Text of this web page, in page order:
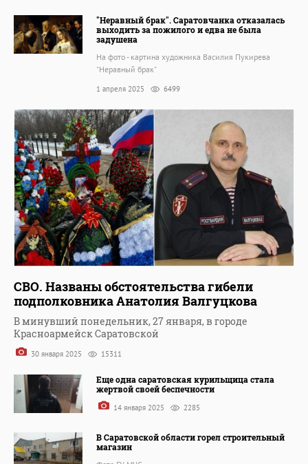
"Неравный брак". Саратовчанка отказалась
выходить за пожилого и едва не была
задушена
На фото - картина художника Василия Пукирева
"Неравный брак"
1 апреля 2025 6499
СВО. Названы обстоятельства гибели
подполковника Анатолия Валгуцкова
В минувший понедельник, 27 января, в городе
Красноармейск Саратовской
30 января 2025 15311
Еще одна саратовская курильщица стала
жертвой своей беспечности
14 января 2025 2285
В Саратовской области горел строительный
магазин